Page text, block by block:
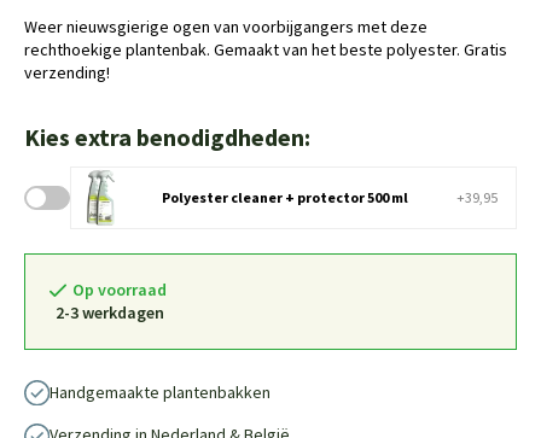
Weer nieuwsgierige ogen van voorbijgangers met deze
rechthoekige plantenbak. Gemaakt van het beste polyester. Gratis
verzending!
Kies extra benodigdheden:
Polyester cleaner + protector 500 ml +39,95
Op voorraad
2-3 werkdagen
Handgemaakte plantenbakken